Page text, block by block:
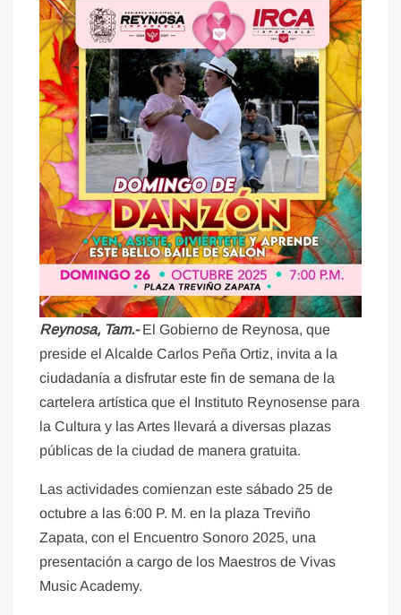
Reynosa, Tam.-El Gobierno de Reynosa, que
preside el Alcalde Carlos Peña Ortiz, invita a la
ciudadanía a disfrutar este fin de semana de la
cartelera artística que el Instituto Reynosense para
la Cultura y las Artes llevará a diversas plazas
públicas de la ciudad de manera gratuita.
Las actividades comienzan este sábado 25 de
octubre a las 6:00 P. M. en la plaza Treviño
Zapata, con el Encuentro Sonoro 2025, una
presentación a cargo de los Maestros de Vivas
Music Academy.